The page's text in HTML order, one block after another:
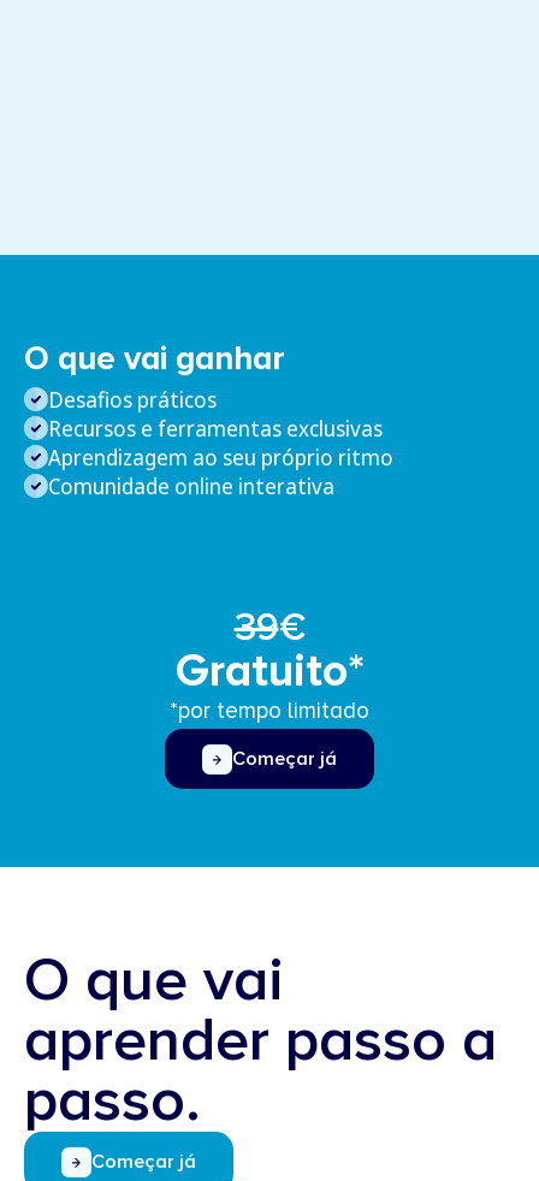
O que vai ganhar
Desafios práticos
Recursos e ferramentas exclusivas
Aprendizagem ao seu próprio ritmo
Comunidade online interativa
39€
Gratuito*
*por tempo limitado
Começar já
O que vai
aprender passo a
passo.
Começar já